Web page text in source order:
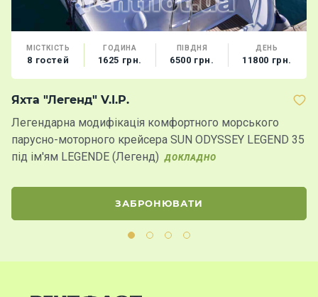
МІСТКІСТЬ
8 гостей
ГОДИНА
1625 грн.
ПІВДНЯ
6500 грн.
ДЕНЬ
11800 грн.
Яхта "Легенд" V.I.P.
Легендарна модифікація комфортного морського
парусно-моторного крейсера SUN ODYSSEY LEGEND 35
під ім'ям LEGENDE (Легенд)
ДОКЛАДНО
ЗАБРОНЮВАТИ